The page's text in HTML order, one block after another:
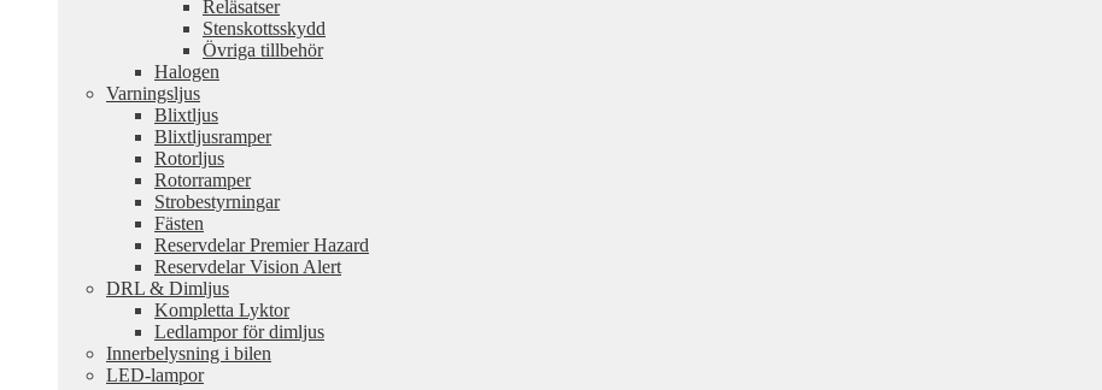
Reläsatser
Stenskottsskydd
Övriga tillbehör
Halogen
Varningsljus
Blixtljus
Blixtljusramper
Rotorljus
Rotorramper
Strobestyrningar
Fästen
Reservdelar Premier Hazard
Reservdelar Vision Alert
DRL & Dimljus
Kompletta Lyktor
Ledlampor för dimljus
Innerbelysning i bilen
LED-lampor